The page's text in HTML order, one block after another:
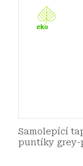
Samolepící
puntíky